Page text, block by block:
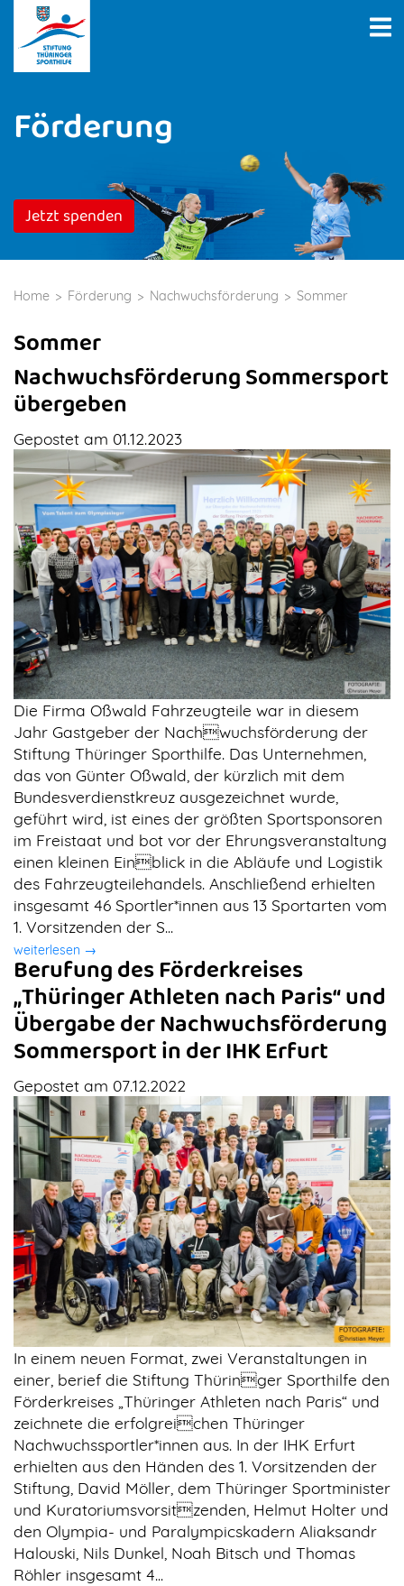
Förderung
Jetzt spenden
Home Förderung Nachwuchsförderung Sommer
Sommer
Nachwuchsförderung Sommersport
übergeben
Gepostet am 01.12.2023
Die Firma Oßwald Fahrzeugteile war in diesem
Jahr Gastgeber der Nachwuchsförderung der
Stiftung Thüringer Sporthilfe. Das Unternehmen,
das von Günter Oßwald, der kürzlich mit dem
Bundesverdienstkreuz ausgezeichnet wurde,
geführt wird, ist eines der größten Sportsponsoren
im Freistaat und bot vor der Ehrungsveranstaltung
einen kleinen Einblick in die Abläufe und Logistik
des Fahrzeugteilehandels. Anschließend erhielten
insgesamt 46 Sportler*innen aus 13 Sportarten vom
1. Vorsitzenden der S...
weiterlesen →
Berufung des Förderkreises
„Thüringer Athleten nach Paris“ und
Übergabe der Nachwuchsförderung
Sommersport in der IHK Erfurt
Gepostet am 07.12.2022
In einem neuen Format, zwei Veranstaltungen in
einer, berief die Stiftung Thüringer Sporthilfe den
Förderkreises „Thüringer Athleten nach Paris“ und
zeichnete die erfolgreichen Thüringer
Nachwuchssportler*innen aus. In der IHK Erfurt
erhielten aus den Händen des 1. Vorsitzenden der
Stiftung, David Möller, dem Thüringer Sportminister
und Kuratoriumsvorsitzenden, Helmut Holter und
den Olympia- und Paralympicskadern Aliaksandr
Halouski, Nils Dunkel, Noah Bitsch und Thomas
Röhler insgesamt 4...